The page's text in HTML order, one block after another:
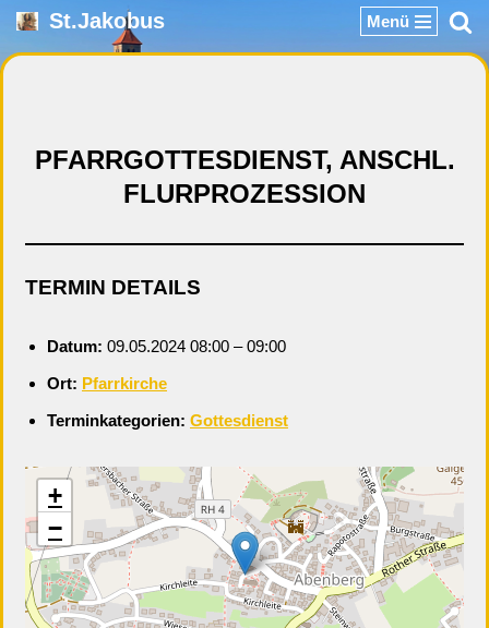
Zum
St.Jakobus Menü
PFARRGOTTESDIENST, ANSCHL.
FLURPROZESSION
TERMIN DETAILS
Datum: 09.05.2024 08:00 –09:00
Ort: Pfarrkirche
Terminkategorien: Gottesdienst
+
−